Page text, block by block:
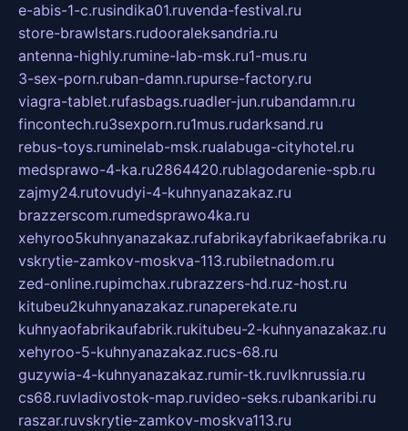
e-abis-1-c.rusindika01.ruvenda-festival.ru
store-brawlstars.rudooraleksandria.ru
antenna-highly.rumine-lab-msk.ru1-mus.ru
3-sex-porn.ruban-damn.rupurse-factory.ru
viagra-tablet.rufasbags.ruadler-jun.rubandamn.ru
fincontech.ru3sexporn.ru1mus.rudarksand.ru
rebus-toys.ruminelab-msk.rualabuga-cityhotel.ru
medsprawo-4-ka.ru2864420.rublagodarenie-spb.ru
zajmy24.rutovudyi-4-kuhnyanazakaz.ru
brazzerscom.rumedsprawo4ka.ru
xehyroo5kuhnyanazakaz.rufabrikayfabrikaefabrika.ru
vskrytie-zamkov-moskva-113.rubiletnadom.ru
zed-online.rupimchax.rubrazzers-hd.ruz-host.ru
kitubeu2kuhnyanazakaz.runaperekate.ru
kuhnyaofabrikaufabrik.rukitubeu-2-kuhnyanazakaz.ru
xehyroo-5-kuhnyanazakaz.rucs-68.ru
guzywia-4-kuhnyanazakaz.rumir-tk.ruvlknrussia.ru
cs68.ruvladivostok-map.ruvideo-seks.rubankaribi.ru
raszar.ruvskrytie-zamkov-moskva113.ru